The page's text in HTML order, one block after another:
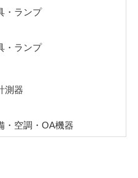
・ランプ
・ランプ
測器
・空調・OA機器